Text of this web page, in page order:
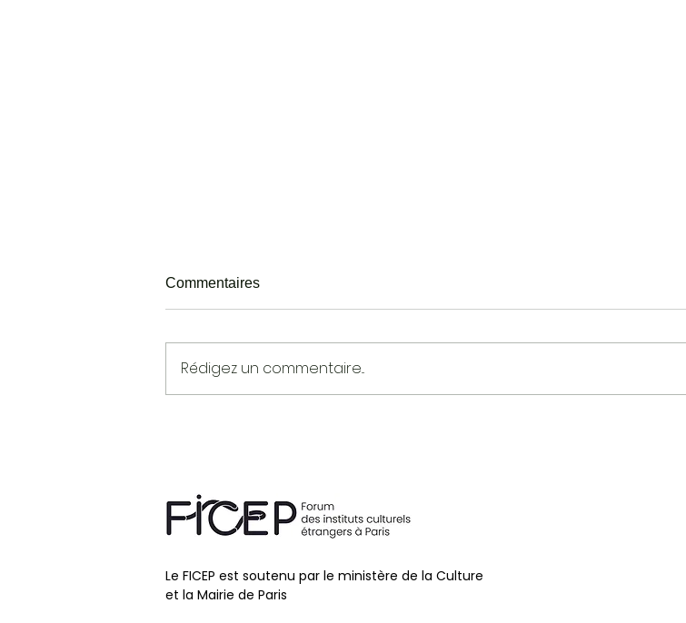
Commentaires
Rédigez un commentaire...
Le FICEP est soutenu par le ministère de la Culture
et la Mairie de Paris